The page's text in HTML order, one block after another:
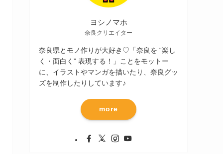
ヨシノマホ
奈良クリエイター
奈良県とモノ作りが大好き♡「奈良を “楽し
く・面白く” 表現する！」ことをモットー
に、イラストやマンガを描いたり、奈良グッ
ズを制作したりしています♪
more